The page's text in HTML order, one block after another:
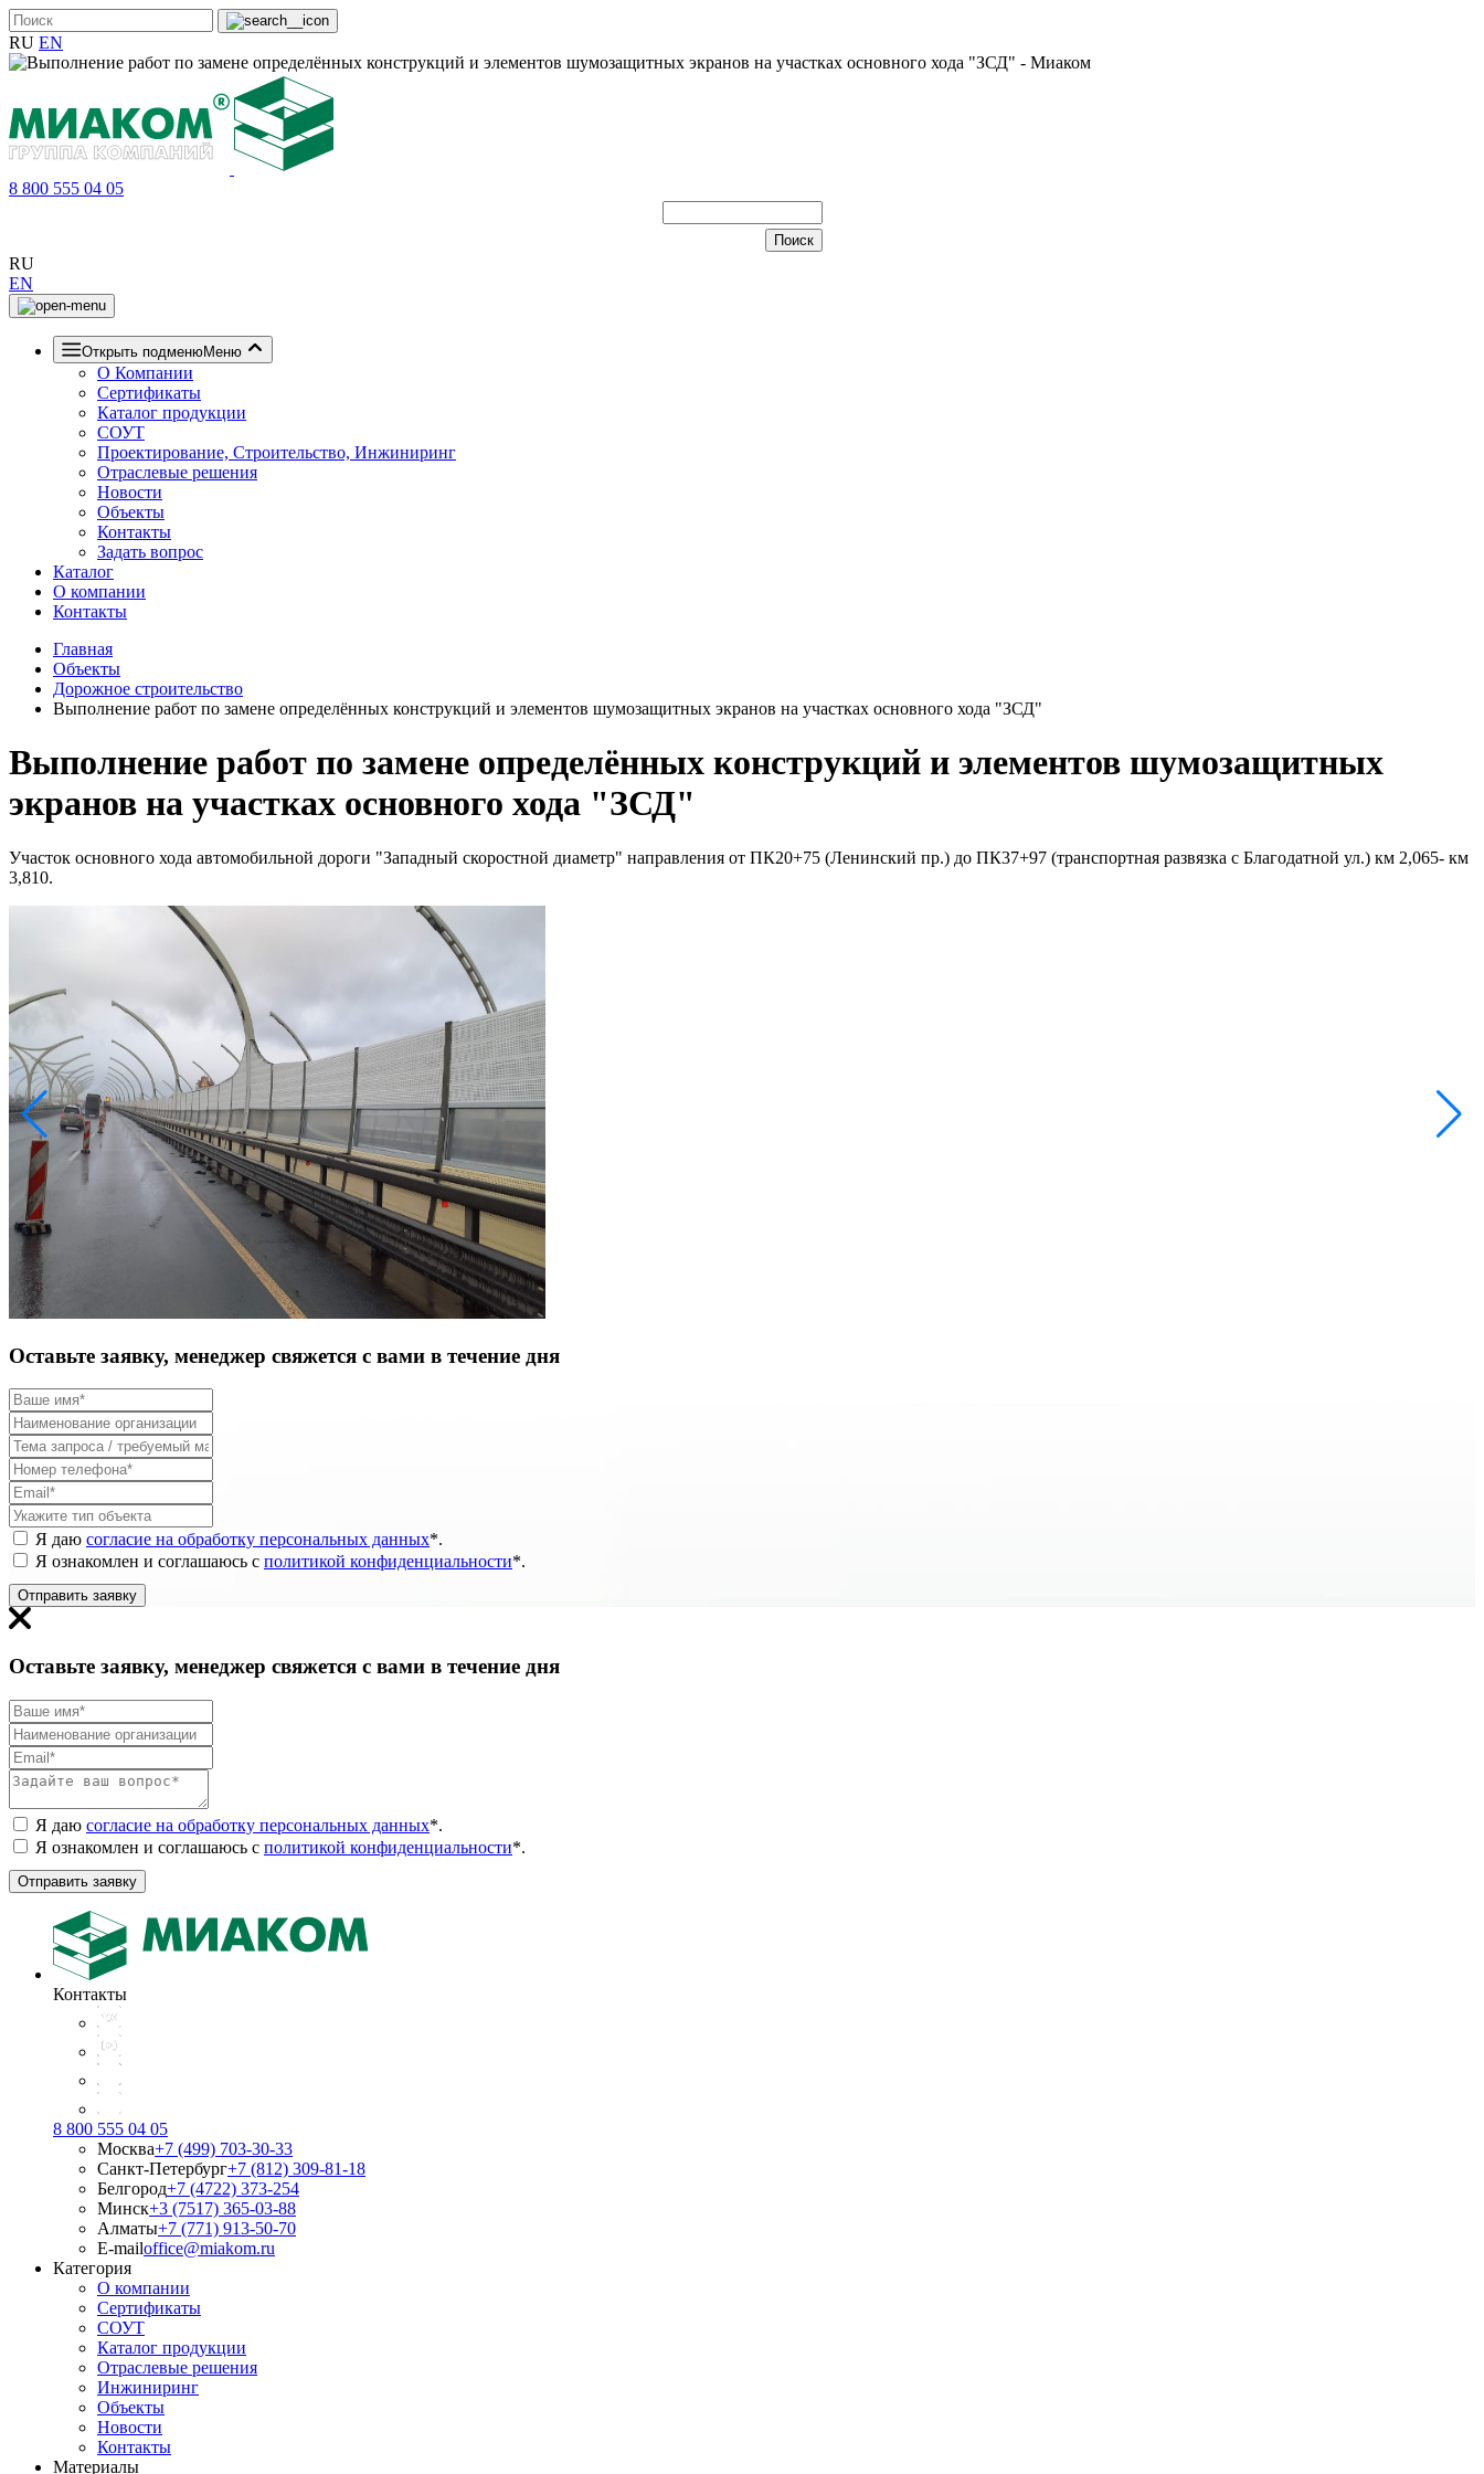
RU EN
8 800 555 04 05
RU
EN
Открыть подменюМеню
О Компании
Сертификаты
Каталог продукции
СОУТ
Проектирование, Строительство, Инжиниринг
Отраслевые решения
Новости
Объекты
Контакты
Задать вопрос
Каталог
О компании
Контакты
Главная
Объекты
Дорожное строительство
Выполнение работ по замене определённых конструкций и элементов шумозащитных экранов на участках основного хода "ЗСД"
Выполнение работ по замене определённых конструкций и элементов шумозащитных
экранов на участках основного хода "ЗСД"
Участок основного хода автомобильной дороги "Западный скоростной диаметр" направления от ПК20+75 (Ленинский пр.) до ПК37+97 (транспортная развязка с Благодатной ул.) км 2,065- км
3,810.
Оставьте заявку, менеджер свяжется с вами в течение дня
Я даю согласие на обработку персональных данных*.
Я ознакомлен и соглашаюсь с политикой конфиденциальности*.
Отправить заявку
Оставьте заявку, менеджер свяжется с вами в течение дня
Я даю согласие на обработку персональных данных*.
Я ознакомлен и соглашаюсь с политикой конфиденциальности*.
Отправить заявку
Контакты
8 800 555 04 05
Москва+7 (499) 703-30-33
Санкт-Петербург+7 (812) 309-81-18
Белгород+7 (4722) 373-254
Минск+3 (7517) 365-03-88
Алматы+7 (771) 913-50-70
E-mailoffice@miakom.ru
Категория
О компании
Сертификаты
СОУТ
Каталог продукции
Отраслевые решения
Инжиниринг
Объекты
Новости
Контакты
Материалы